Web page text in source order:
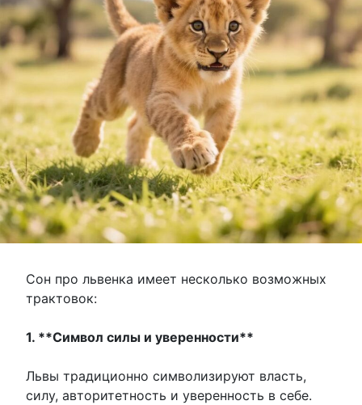
Сон про львенка имеет несколько возможных
трактовок:
1. **Символ силы и уверенности**
Львы традиционно символизируют власть,
силу, авторитетность и уверенность в себе.